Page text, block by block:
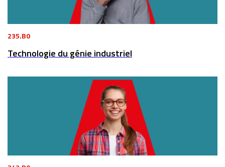
235.B0
Technologie du génie industriel